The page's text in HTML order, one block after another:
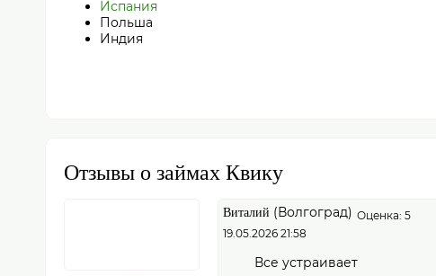
Испания
Польша
Индия
Отзывы о займах Квику
Виталий (Волгоград) Оценка: 5
19.05.2026 21:58
Все устраивает